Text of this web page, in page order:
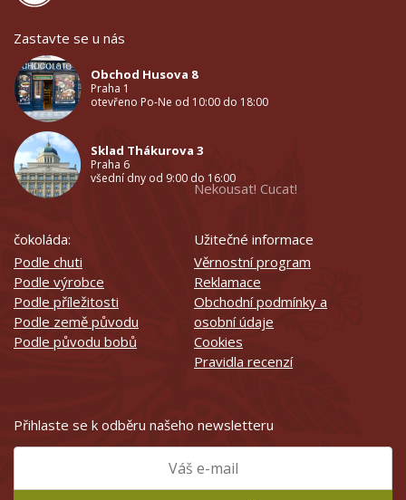
Zastavte se u nás
Obchod Husova 8
Praha 1
otevřeno Po-Ne od 10:00 do 18:00
Sklad Thákurova 3
Praha 6
všední dny od 9:00 do 16:00
čokoláda:
Podle chuti
Podle výrobce
Podle příležitosti
Podle země původu
Podle původu bobů
Nekousat! Cucat!
Užitečné informace
Věrnostní program
Reklamace
Obchodní podmínky a
osobní údaje
Cookies
Pravidla recenzí
Přihlaste se k odběru našeho newsletteru